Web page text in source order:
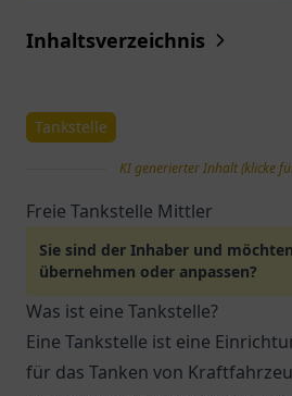
Inhaltsverzeichnis
Tankstelle
KI generierter Inhalt (klicke
Freie Tankstelle Mittler
Sie sind der Inhaber und
übernehmen oder anpassen?
Was ist eine Tankstelle?
Eine Tankstelle ist eine
für das Tanken von